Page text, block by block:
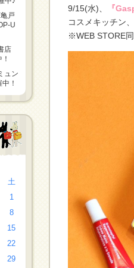
戸
U
店
ュン
！
土
1
8
15
22
29
9/15(水)、
『
コスメキッチン
※WEB STORE